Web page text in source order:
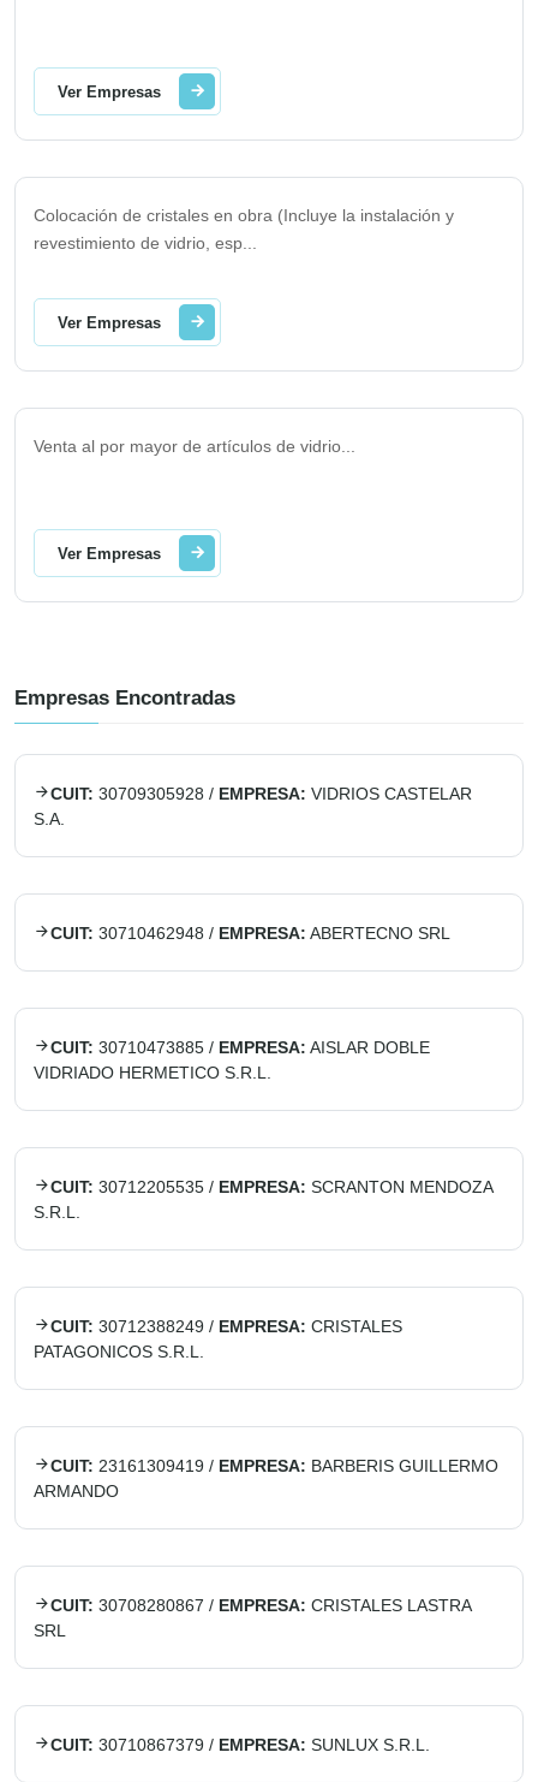
Ver Empresas
Colocación de cristales en obra (Incluye la instalación y
revestimiento de vidrio, esp
Ver Empresas
Venta al por mayor de artículos de vidrio
Ver Empresas
Empresas Encontradas
CUIT: 30709305928 / EMPRESA: VIDRIOS CASTELAR
S.A.
CUIT: 30710462948 / EMPRESA: ABERTECNO SRL
CUIT: 30710473885 / EMPRESA: AISLAR DOBLE
VIDRIADO HERMETICO S.R.L.
CUIT: 30712205535 / EMPRESA: SCRANTON MENDOZA
S.R.L.
CUIT: 30712388249 / EMPRESA: CRISTALES
PATAGONICOS S.R.L.
CUIT: 23161309419 / EMPRESA: BARBERIS GUILLERMO
ARMANDO
CUIT: 30708280867 / EMPRESA: CRISTALES LASTRA
SRL
CUIT: 30710867379 / EMPRESA: SUNLUX S.R.L.